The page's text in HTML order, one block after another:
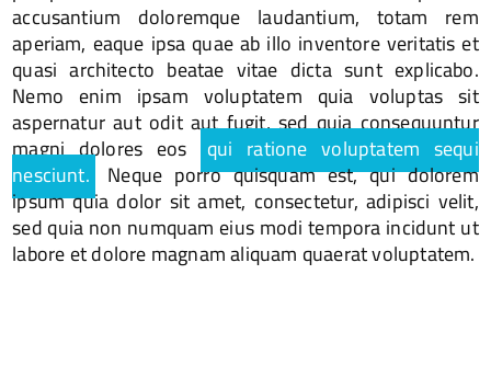
accusantium doloremque laudantium, totam rem
aperiam, eaque ipsa quae ab illo inventore veritatis et
quasi architecto beatae vitae dicta sunt explicabo.
Nemo enim ipsam voluptatem quia voluptas sit
aspernatur aut odit aut fugit, sed quia consequuntur
magni dolores eos qui ratione voluptatem sequi
nesciunt. Neque porro quisquam est, qui dolorem
ipsum quia dolor sit amet, consectetur, adipisci velit,
sed quia non numquam eius modi tempora incidunt ut
labore et dolore magnam aliquam quaerat voluptatem.